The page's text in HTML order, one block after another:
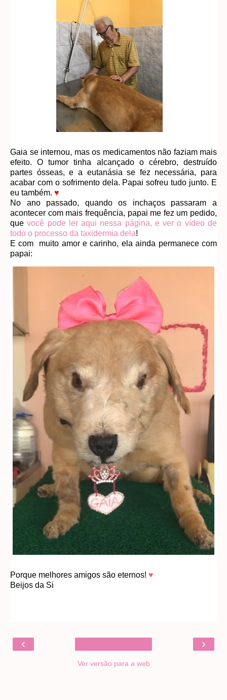
Gaia se internou, mas os medicamentos não faziam mais
efeito. O tumor tinha alcançado o cérebro, destruído
partes ósseas, e a eutanásia se fez necessária, para
acabar com o sofrimento dela. Papai sofreu tudo junto. E
eu também. ♥
No ano passado, quando os inchaços passaram a
acontecer com mais frequência, papai me fez um pedido,
quevocê pode ler aqui nessa página, e ver o vídeo de
todo o processo da taxidermia dela!
E com muito amor e carinho, ela ainda permanece com
papai:
Porque melhores amigos são eternos! ♥
Beijos da Si
‹ ›
Ver versão para a web